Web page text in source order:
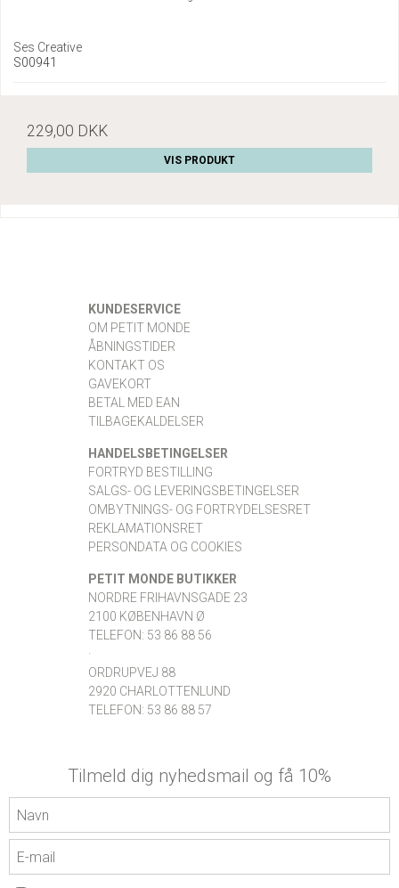
Ses Creative
S00941
229,00 DKK
VIS PRODUKT
KUNDESERVICE
OM PETIT MONDE
ÅBNINGSTIDER
KONTAKT OS
GAVEKORT
BETAL MED EAN
TILBAGEKALDELSER
HANDELSBETINGELSER
FORTRYD BESTILLING
SALGS- OG LEVERINGSBETINGELSER
OMBYTNINGS- OG FORTRYDELSESRET
REKLAMATIONSRET
PERSONDATA OG COOKIES
PETIT MONDE BUTIKKER
NORDRE FRIHAVNSGADE 23
2100 KØBENHAVN Ø
TELEFON: 53 86 88 56
·
ORDRUPVEJ 88
2920 CHARLOTTENLUND
TELEFON: 53 86 88 57
Tilmeld dig nyhedsmail og få 10%